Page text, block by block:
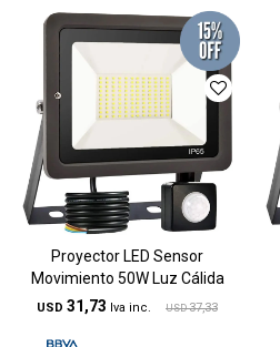
Proyector LED Sensor
Movimiento 50W Luz Cálida
USD 31,73 USD 37,33